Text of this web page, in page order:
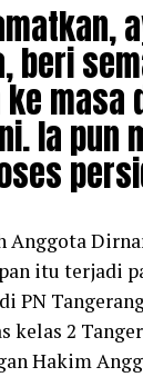
beri
masa
Ia pun
itu terjadi
PN
kelas 2
Hakim